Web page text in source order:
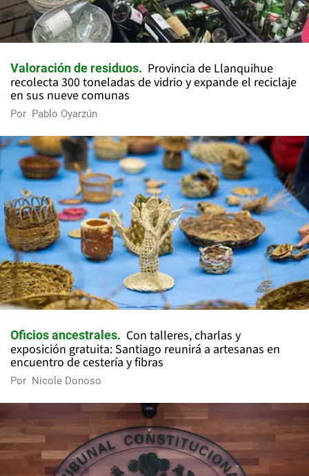
Valoración de residuos
Provincia de Llanquihue
recolecta 300 toneladas de vidrio y expande el reciclaje
en sus nueve comunas
Por Pablo Oyarzún
Oficios ancestrales
Con talleres, charlas y
exposición gratuita: Santiago reunirá a artesanas en
encuentro de cestería y fibras
Por Nicole Donoso